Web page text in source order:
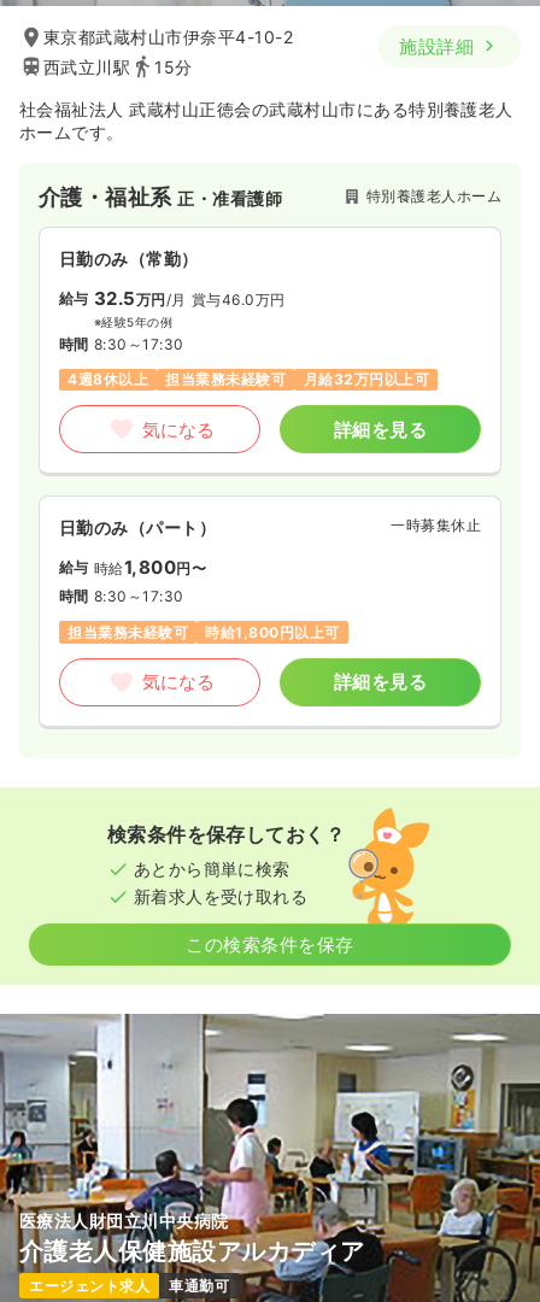
東京都武蔵村山市伊奈平4-10-2
西武立川駅
15分
施設詳細
社会福祉法人 武蔵村山正徳会の武蔵村山市にある特別養護老人
ホームです。
介護・福祉系正・准看護師 特別養護老人ホーム
日勤のみ（常勤）
給与 32.5万円 /月 賞与46.0万円
※経験5年の例
時間 8:30～17:30
4週8休以上
担当業務未経験可 月給32万円以上可
気になる 詳細を見る
日勤のみ（パート） 一時募集休止
給与 時給1,800円〜
時間 8:30～17:30
担当業務未経験可
時給1,800円以上可
気になる 詳細を見る
検索条件を保存しておく？
あとから簡単に検索
新着求人を受け取れる
この検索条件を保存
医療法人財団立川中央病院
介護老人保健施設アルカディア
エージェント求人 車通勤可